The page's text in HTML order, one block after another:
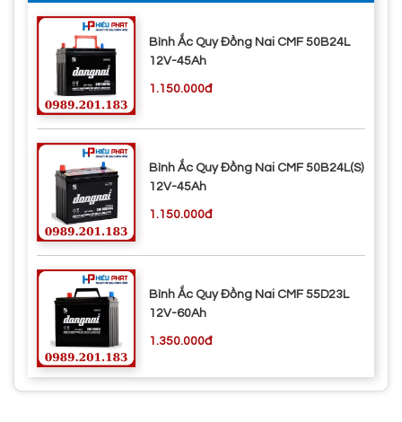
Bình Ắc Quy Đồng Nai CMF 50B24L
12V-45Ah
1.150.000đ
Bình Ắc Quy Đồng Nai CMF 50B24L(S)
12V-45Ah
1.150.000đ
Bình Ắc Quy Đồng Nai CMF 55D23L
12V-60Ah
1.350.000đ